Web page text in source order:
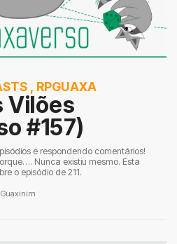
, RPGUAXA
Vilões
#157)
e respondendo comentários!
Nunca existiu mesmo. Esta
o episódio de 211.